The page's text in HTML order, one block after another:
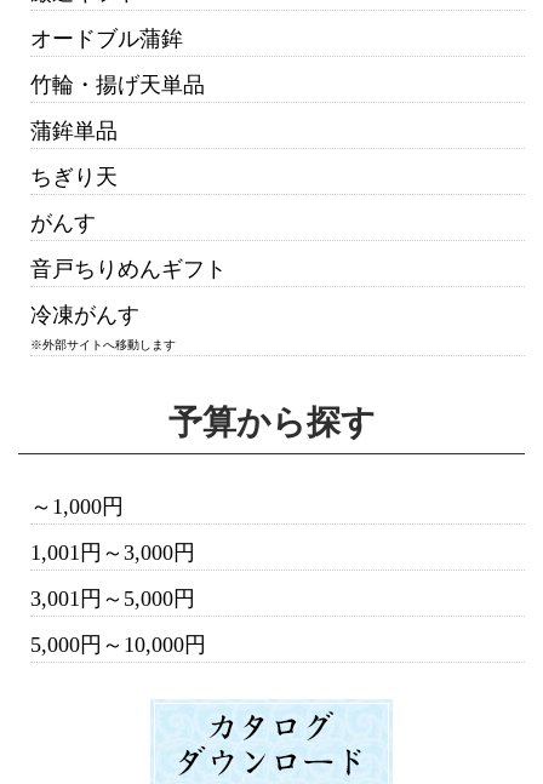
オードブル蒲鉾
竹輪・揚げ天単品
蒲鉾単品
ちぎり天
がんす
音戸ちりめんギフト
冷凍がんす
※外部サイトへ移動します
予算から探す
～1,000円
1,001円～3,000円
3,001円～5,000円
5,000円～10,000円